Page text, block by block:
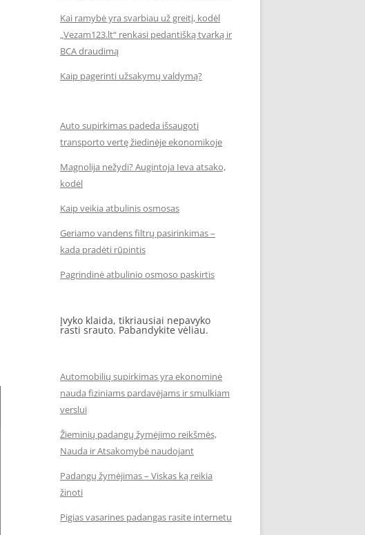
Kai ramybė yra svarbiau už greitį, kodėl
„Vezam123.lt“ renkasi pedantišką tvarką ir
BCA draudimą
Kaip pagerinti užsakymų valdymą?
Auto supirkimas padeda išsaugoti
transporto vertę žiedinėje ekonomikoje
Magnolija nežydi? Augintoja Ieva atsako,
kodėl
Kaip veikia atbulinis osmosas
Geriamo vandens filtrų pasirinkimas –
kada pradėti rūpintis
Pagrindinė atbulinio osmoso paskirtis
Įvyko klaida, tikriausiai nepavyko
rasti srauto. Pabandykite vėliau.
Automobilių supirkimas yra ekonominė
nauda fiziniams pardavėjams ir smulkiam
verslui
Žieminių padangų žymėjimo reikšmės,
Nauda ir Atsakomybė naudojant
Padangų žymėjimas – Viskas ką reikia
žinoti
Pigias vasarines padangas rasite internetu